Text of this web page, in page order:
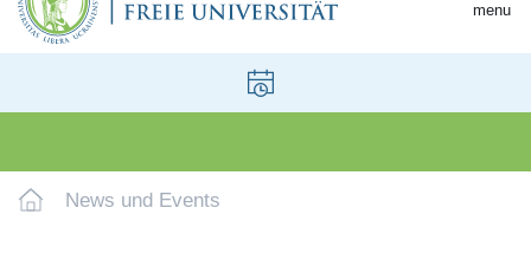
menu
News und Events